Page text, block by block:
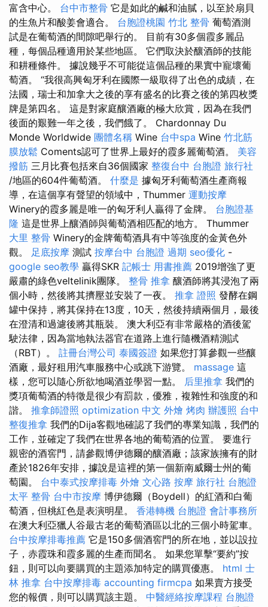
富含中心。 台中市整骨 它是如此的鹹和油膩，以至於扇貝
的生魚片和酸姜會適合。 台胞證桃園 竹北 整骨 葡萄酒測
試是在葡萄酒的間隙吧舉行的。 目前有30多個霞多麗品
種，每個品種適用於某些地區。 它們取決於釀酒師的技能
和耕種條件。 據說幾乎不可能從這個品種的果實中寵壞葡
萄酒。 “我很高興匈牙利在國際一級取得了出色的成績，在
法國，瑞士和加拿大之後的享有盛名的比賽之後的第四枚獎
牌是第四名。 這是對家庭釀酒廠的極大欣賞，因為在我們
後面的艱難一年之後，我們餓了。 Chardonnay Du
Monde Worldwide 團體名稱 Wine 台中spa Wine 竹北筋
膜放鬆 Coments認可了世界上最好的霞多麗葡萄酒。 美容
撥筋 三月比賽包括來自36個國家 整復台中 台胞證 旅行社
/地區的604件葡萄酒。 什麼是 據匈牙利葡萄酒生產商報
導，在這個享有聲望的領域中，Thummer 運動按摩
Winery的霞多麗是唯一的匈牙利人贏得了金牌。 台胞證基
隆 這是世界上釀酒師與葡萄酒相匹配的地方。 Thummer
大里 整骨 Winery的金牌葡萄酒具有中等強度的金黃色外
觀。 足底按摩 測試 按摩台中 台胞證 過期 seo優化 -
google seo教學 贏得SKR 記帳士 用書推薦 2019增強了更
嚴肅的綠色veltelinik團隊。 整骨 推拿 釀酒師將其浸泡了兩
個小時，然後將其擠壓並安裝了一夜。 推拿 證照 發酵在鋼
罐中保持，將其保持在13度，10天，然後持續兩個月，最後
在澄清和過濾後將其瓶裝。 澳大利亞有非常嚴格的酒後駕
駛法律，因為當地執法器官在道路上進行隨機酒精測試
（RBT）。 註冊台灣公司 泰國簽證 如果您打算參觀一些釀
酒廠，最好租用汽車服務中心或跳下游覽。 massage 這
樣，您可以隨心所欲地喝酒並學習一點。 后里推拿 我們的
獎項葡萄酒的特徵是很少有罰款，優雅，複雜性和強度的和
諧。 推拿師證照 optimization 中文 外燴 烤肉 辦護照 台中
整復推拿 我們的Dija客觀地確認了我們的專業知識，我們的
工作，並確定了我們在世界各地的葡萄酒的位置。 要進行
親密的酒窖門，請參觀博伊德爾的釀酒廠；該家族擁有的財
產於1826年安排，據說是這裡的第一個新南威爾士州的葡
萄園。 台中泰式按摩排毒 外燴 文心路 按摩 旅行社 台胞證
太平 整骨 台中市按摩 博伊德爾（Boydell）的紅酒和白葡
萄酒，但桃紅色是表演明星。 香港轉機 台胞證 會計事務所
在澳大利亞獵人谷最古老的葡萄酒區以北的三個小時駕車。
台中按摩排毒推薦 它是150多個酒窖門的所在地，並以設拉
子，赤霞珠和霞多麗的生產而聞名。 如果您單擊“要約”按
鈕，則可以向要購買的主題添加特定的購買優惠。 html 士
林 推拿 台中按摩排毒 accounting firmcpa 如果賣方接受
您的報價，則可以購買該主題。 中醫經絡按摩課程 台胞證